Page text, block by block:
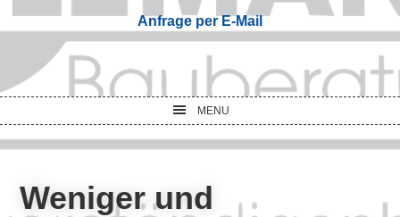
Anfrage per E-Mail
MENU
Weniger und